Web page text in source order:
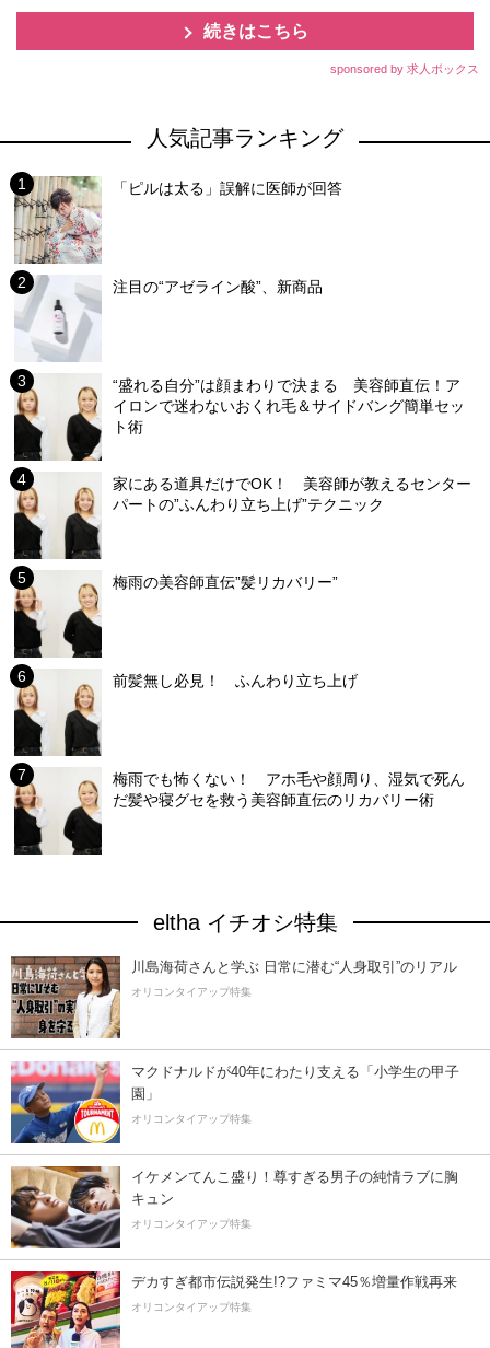
続きはこちら
sponsored by 求人ボックス
人気記事ランキング
「ピルは太る」誤解に医師が回答
注目の“アゼライン酸”、新商品
“盛れる自分”は顔まわりで決まる 美容師直伝！ア
イロンで迷わないおくれ毛＆サイドバング簡単セッ
ト術
家にある道具だけでOK！ 美容師が教えるセンター
パートの”ふんわり立ち上げ”テクニック
梅雨の美容師直伝”髪リカバリー”
前髪無し必見！ ふんわり立ち上げ
梅雨でも怖くない！ アホ毛や顔周り、湿気で死ん
だ髪や寝グセを救う美容師直伝のリカバリー術
eltha イチオシ特集
川島海荷さんと学ぶ 日常に潜む“人身取引”のリアル
オリコンタイアップ特集
マクドナルドが40年にわたり支える「小学生の甲子
園」
オリコンタイアップ特集
イケメンてんこ盛り！尊すぎる男子の純情ラブに胸
キュン
オリコンタイアップ特集
デカすぎ都市伝説発生!?ファミマ45％増量作戦再来
オリコンタイアップ特集